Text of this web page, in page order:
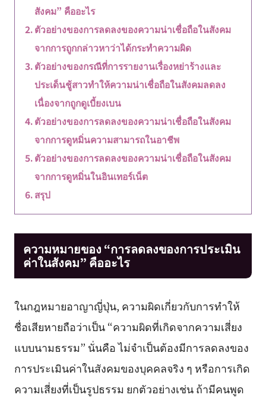
สังคม” คืออะไร
ตัวอย่างของการลดลงของความน่าเชื่อถือในสังคม
จากการถูกกล่าวหาว่าได้กระทำความผิด
ตัวอย่างของกรณีที่การรายงานเรื่องหย่าร้างและ
ประเด็นชู้สาวทำให้ความน่าเชื่อถือในสังคมลดลง
เนื่องจากถูกดูเบี้ยงเบน
ตัวอย่างของการลดลงของความน่าเชื่อถือในสังคม
จากการดูหมิ่นความสามารถในอาชีพ
ตัวอย่างของการลดลงของความน่าเชื่อถือในสังคม
จากการดูหมิ่นในอินเทอร์เน็ต
สรุป
ความหมายของ “การลดลงของการประเมิน
ค่าในสังคม” คืออะไร
ในกฎหมายอาญาญี่ปุ่น, ความผิดเกี่ยวกับการทำให้
ชื่อเสียหายถือว่าเป็น “ความผิดที่เกิดจากความเสี่ยง
แบบนามธรรม” นั่นคือ ไม่จำเป็นต้องมีการลดลงของ
การประเมินค่าในสังคมของบุคคลจริง ๆ หรือการเกิด
ความเสี่ยงที่เป็นรูปธรรม ยกตัวอย่างเช่น ถ้ามีคนพูด